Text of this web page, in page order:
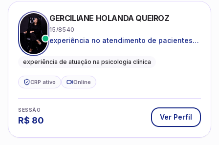
GERCILIANE HOLANDA QUEIROZ
15/8540
experiência no atendimento de pacientes
catastróficos e comportamentos
experiência de atuação na psicologia clínica
CRP ativo Online
SESSÃO
R$ 80 Ver Perfil